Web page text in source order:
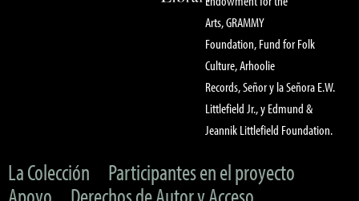
Arts, GRAMMY
Foundation, Fund for Folk
Culture, Arhoolie
Records, Señor y la Señora E.W.
Littlefield Jr., y Edmund &
Jeannik Littlefield Foundation.
La Colección
Participantes en el proyecto